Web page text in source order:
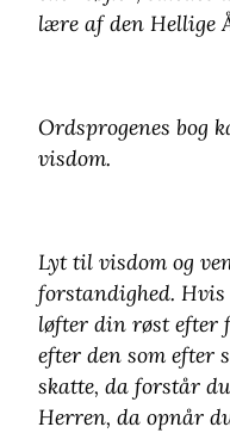
lære af den Hellige
Ordsprogenes bog
visdom.
Lyt til visdom og
forstandighed.
løfter din røst efter
efter den som efter
skatte, da forstår
Herren, da opnår